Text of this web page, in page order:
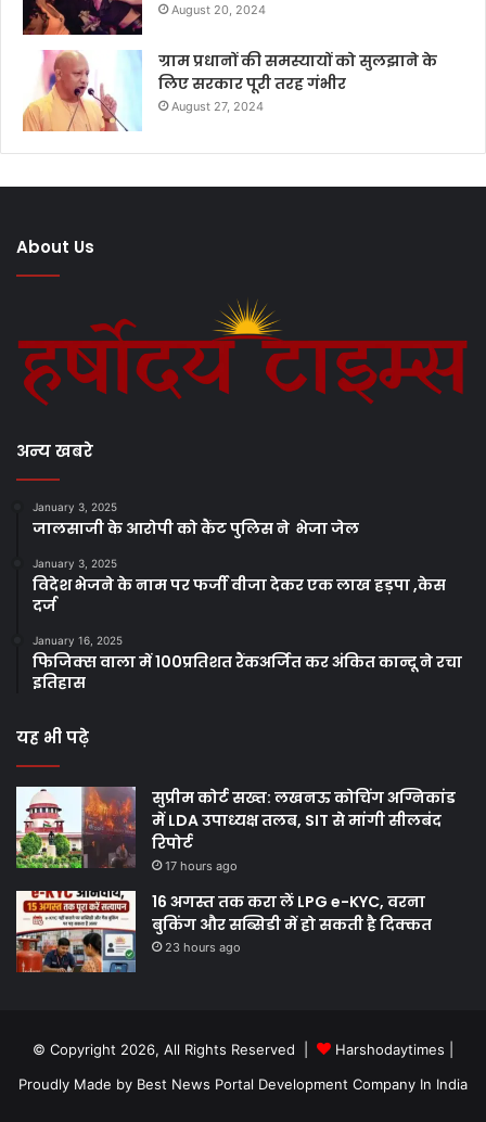
August 20, 2024
ग्राम प्रधानों की समस्यायों को सुलझाने के
लिए सरकार पूरी तरह गंभीर
August 27, 2024
About Us
अन्य खबरे
January 3, 2025
जालसाजी के आरोपी को कैंट पुलिस ने भेजा जेल
January 3, 2025
विदेश भेजने के नाम पर फर्जी वीजा देकर एक लाख हड़पा ,केस
दर्ज
January 16, 2025
फिजिक्स वाला में 100प्रतिशत रैंकअर्जित कर अंकित कान्दू ने रचा
इतिहास
यह भी पढ़े
सुप्रीम कोर्ट सख्त: लखनऊ कोचिंग अग्निकांड
में LDA उपाध्यक्ष तलब, SIT से मांगी सीलबंद
रिपोर्ट
17 hours ago
16 अगस्त तक करा लें LPG e-KYC, वरना
बुकिंग और सब्सिडी में हो सकती है दिक्कत
23 hours ago
© Copyright 2026, All Rights Reserved | Harshodaytimes
Proudly Made by Best News Portal Development Company In India